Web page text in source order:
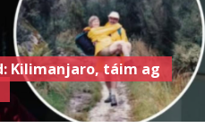
Kilimanjaro, táim ag